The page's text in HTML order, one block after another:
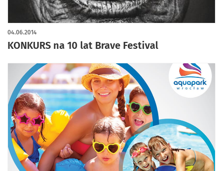
KONKURS na 10 lat Brave Festival
04.06.2014